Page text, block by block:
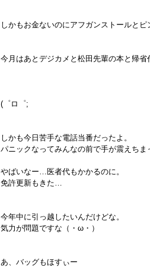
しかもお金ないのにアフガンストールと
今月はあとデジカメと松田先輩の本と帰
(゜ロ゜;
しかも今日苦手な電話当番だったよ。
パニックなってみんなの前で手が震えちま
やばいなー…医者代もかかるのに。
免許更新もきた…
今年中に引っ越したいんだけどな。
気力が問題ですな（・ω・）
あ、バッグもほすぃー